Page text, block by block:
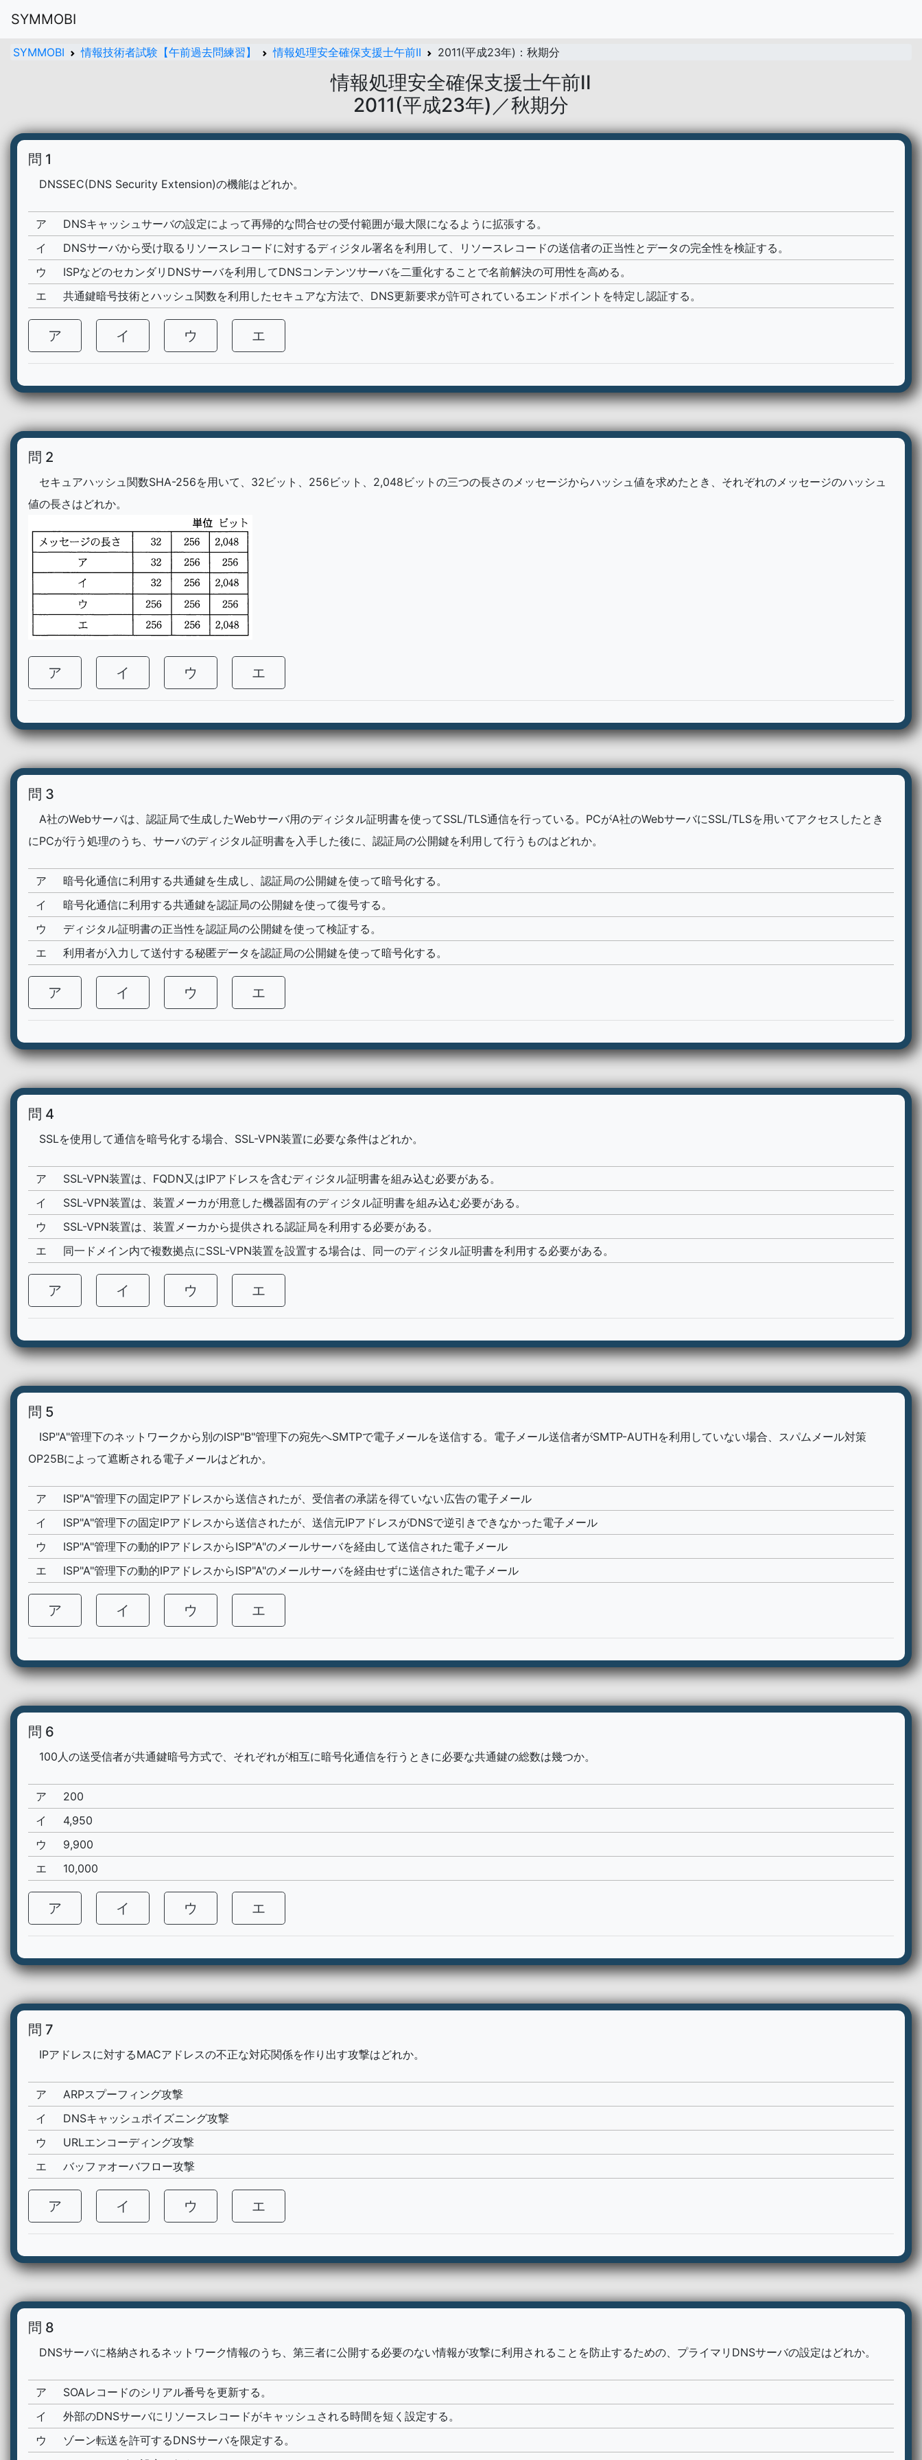
SYMMOBI
SYMMOBI 情報技術者試験【午前過去問練習】 情報処理安全確保支援士午前II 2011(平成23年)：秋期分
情報処理安全確保支援士午前II
2011(平成23年)／秋期分
問 1
DNSSEC(DNS Security Extension)の機能はどれか。
ア
DNSキャッシュサーバの設定によって再帰的な問合せの受付範囲が最大限になるように拡張する。
イ
DNSサーバから受け取るリソースレコードに対するディジタル署名を利用して、リソースレコードの送信者の正当性とデータの完全性を検証する。
ウ
ISPなどのセカンダリDNSサーバを利用してDNSコンテンツサーバを二重化することで名前解決の可用性を高める。
エ
共通鍵暗号技術とハッシュ関数を利用したセキュアな方法で、DNS更新要求が許可されているエンドポイントを特定し認証する。
ア イ ウ エ
問 2
セキュアハッシュ関数SHA-256を用いて、32ビット、256ビット、2,048ビットの三つの長さのメッセージからハッシュ値を求めたとき、それぞれのメッセージのハッシュ
値の長さはどれか。
ア イ ウ エ
問 3
A社のWebサーバは、認証局で生成したWebサーバ用のディジタル証明書を使ってSSL/TLS通信を行っている。PCがA社のWebサーバにSSL/TLSを用いてアクセスしたとき
にPCが行う処理のうち、サーバのディジタル証明書を入手した後に、認証局の公開鍵を利用して行うものはどれか。
ア
暗号化通信に利用する共通鍵を生成し、認証局の公開鍵を使って暗号化する。
イ
暗号化通信に利用する共通鍵を認証局の公開鍵を使って復号する。
ウ
ディジタル証明書の正当性を認証局の公開鍵を使って検証する。
エ
利用者が入力して送付する秘匿データを認証局の公開鍵を使って暗号化する。
ア イ ウ エ
問 4
SSLを使用して通信を暗号化する場合、SSL-VPN装置に必要な条件はどれか。
ア
SSL-VPN装置は、FQDN又はIPアドレスを含むディジタル証明書を組み込む必要がある。
イ
SSL-VPN装置は、装置メーカが用意した機器固有のディジタル証明書を組み込む必要がある。
ウ
SSL-VPN装置は、装置メーカから提供される認証局を利用する必要がある。
エ
同一ドメイン内で複数拠点にSSL-VPN装置を設置する場合は、同一のディジタル証明書を利用する必要がある。
ア イ ウ エ
問 5
ISP"A"管理下のネットワークから別のISP"B"管理下の宛先へSMTPで電子メールを送信する。電子メール送信者がSMTP-AUTHを利用していない場合、スパムメール対策
OP25Bによって遮断される電子メールはどれか。
ア
ISP"A"管理下の固定IPアドレスから送信されたが、受信者の承諾を得ていない広告の電子メール
イ
ISP"A"管理下の固定IPアドレスから送信されたが、送信元IPアドレスがDNSで逆引きできなかった電子メール
ウ
ISP"A"管理下の動的IPアドレスからISP"A"のメールサーバを経由して送信された電子メール
エ
ISP"A"管理下の動的IPアドレスからISP"A"のメールサーバを経由せずに送信された電子メール
ア イ ウ エ
問 6
100人の送受信者が共通鍵暗号方式で、それぞれが相互に暗号化通信を行うときに必要な共通鍵の総数は幾つか。
ア
200
イ
4,950
ウ
9,900
エ
10,000
ア イ ウ エ
問 7
IPアドレスに対するMACアドレスの不正な対応関係を作り出す攻撃はどれか。
ア
ARPスプーフィング攻撃
イ
DNSキャッシュポイズニング攻撃
ウ
URLエンコーディング攻撃
エ
バッファオーバフロー攻撃
ア イ ウ エ
問 8
DNSサーバに格納されるネットワーク情報のうち、第三者に公開する必要のない情報が攻撃に利用されることを防止するための、プライマリDNSサーバの設定はどれか。
ア
SOAレコードのシリアル番号を更新する。
イ
外部のDNSサーバにリソースレコードがキャッシュされる時間を短く設定する。
ウ
ゾーン転送を許可するDNSサーバを限定する。